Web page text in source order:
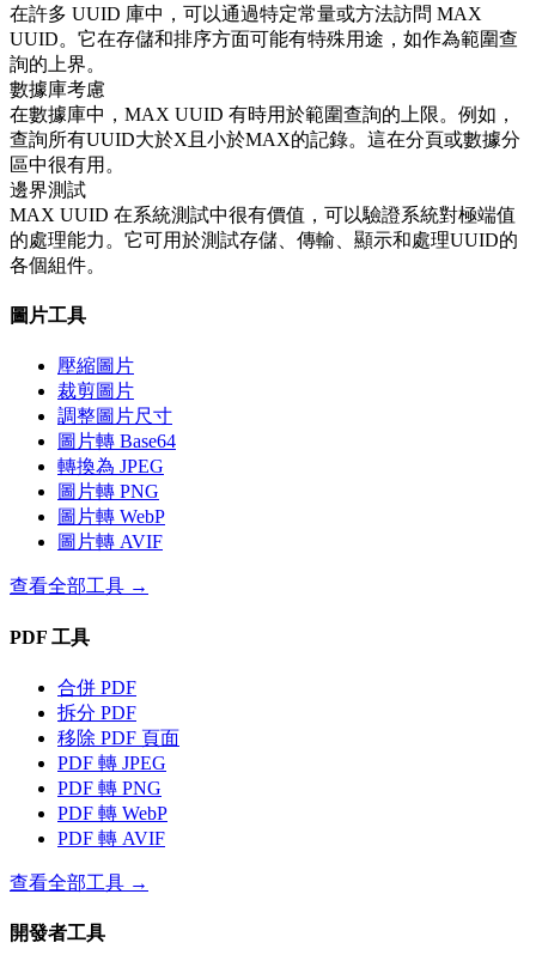
在許多 UUID 庫中，可以通過特定常量或方法訪問 MAX
UUID。它在存儲和排序方面可能有特殊用途，如作為範圍查
詢的上界。
數據庫考慮
在數據庫中，MAX UUID 有時用於範圍查詢的上限。例如，
查詢所有UUID大於X且小於MAX的記錄。這在分頁或數據分
區中很有用。
邊界測試
MAX UUID 在系統測試中很有價值，可以驗證系統對極端值
的處理能力。它可用於測試存儲、傳輸、顯示和處理UUID的
各個組件。
圖片工具
壓縮圖片
裁剪圖片
調整圖片尺寸
圖片轉 Base64
轉換為 JPEG
圖片轉 PNG
圖片轉 WebP
圖片轉 AVIF
查看全部工具 →
PDF 工具
合併 PDF
拆分 PDF
移除 PDF 頁面
PDF 轉 JPEG
PDF 轉 PNG
PDF 轉 WebP
PDF 轉 AVIF
查看全部工具 →
開發者工具